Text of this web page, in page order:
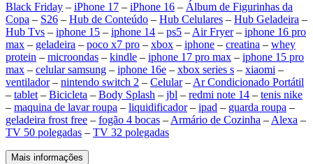
Black Friday – iPhone 17 – iPhone 16 – Álbum de Figurinhas da
Copa – S26 – Hub de Conteúdo – Hub Celulares – Hub Geladeira –
Hub Tvs – iphone 15 – iphone 14 – ps5 – Air Fryer– iphone 16 pro
max – geladeira – poco x7 pro – xbox – iphone – creatina – whey
protein – microondas – kindle – iphone 17 pro max – iphone 15 pro
max – celular samsung – iphone 16e – xbox series s – xiaomi –
ventilador– nintendo switch 2 – Celular– Ar Condicionado Portátil
– tablet – Bicicleta – Body Splash – jbl – redmi note 14 – tenis nike
– maquina de lavar roupa – liquidificador– ipad – guarda roupa –
geladeira frost free – fogão 4 bocas – Armário de Cozinha – Alexa –
TV 50 polegadas – TV 32 polegadas
Mais informações